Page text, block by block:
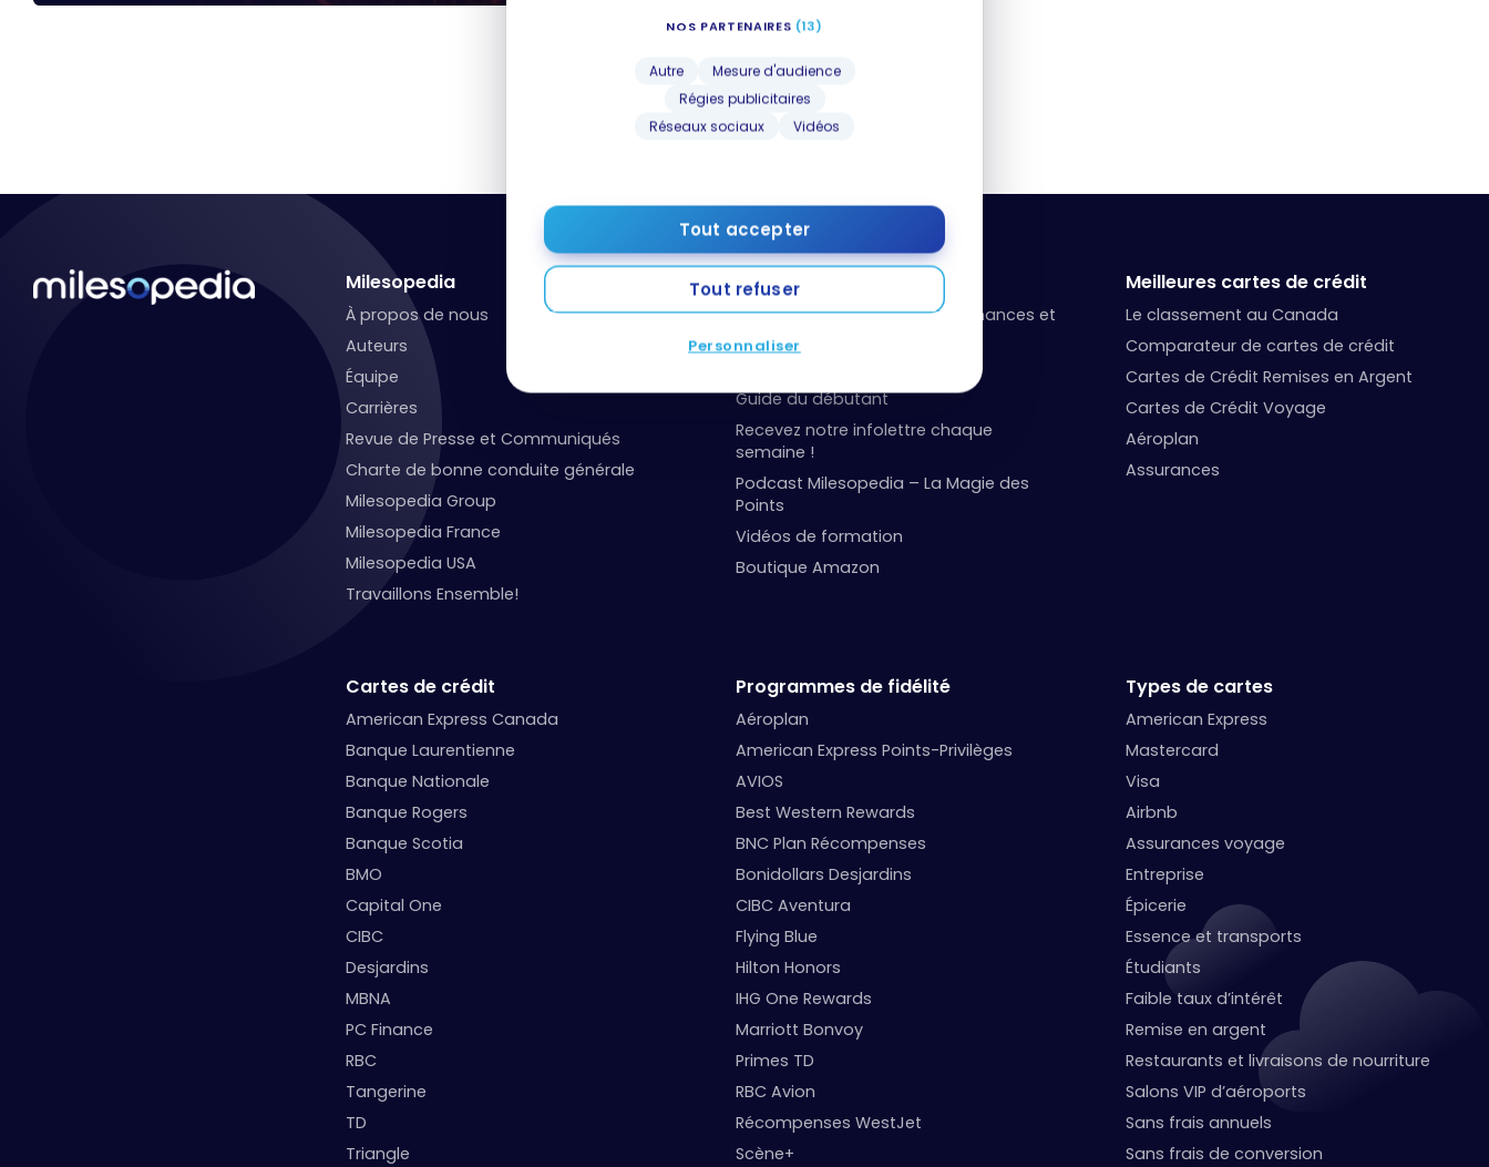
NOS PARTENAIRES (13)
Autre
Mesure d'audience
Régies publicitaires
Réseaux sociaux
Vidéos
Tout accepter
Tout refuser
Personnaliser
Milesopedia
À propos de nous
Auteurs
Équipe
Carrières
Revue de Presse et Communiqués
Charte de bonne conduite générale
Milesopedia Group
Milesopedia France
Milesopedia USA
Travaillons Ensemble!
Ressources utiles
Boîte à outils: organisez vos finances et
points
Guide du débutant
Recevez notre infolettre chaque
semaine !
Podcast Milesopedia – La Magie des
Points
Vidéos de formation
Boutique Amazon
Meilleures cartes de crédit
Le classement au Canada
Comparateur de cartes de crédit
Cartes de Crédit Remises en Argent
Cartes de Crédit Voyage
Aéroplan
Assurances
Cartes de crédit
American Express Canada
Banque Laurentienne
Banque Nationale
Banque Rogers
Banque Scotia
BMO
Capital One
CIBC
Desjardins
MBNA
PC Finance
RBC
Tangerine
TD
Triangle
Programmes de fidélité
Aéroplan
American Express Points-Privilèges
AVIOS
Best Western Rewards
BNC Plan Récompenses
Bonidollars Desjardins
CIBC Aventura
Flying Blue
Hilton Honors
IHG One Rewards
Marriott Bonvoy
Primes TD
RBC Avion
Récompenses WestJet
Scène+
Types de cartes
American Express
Mastercard
Visa
Airbnb
Assurances voyage
Entreprise
Épicerie
Essence et transports
Étudiants
Faible taux d’intérêt
Remise en argent
Restaurants et livraisons de nourriture
Salons VIP d’aéroports
Sans frais annuels
Sans frais de conversion